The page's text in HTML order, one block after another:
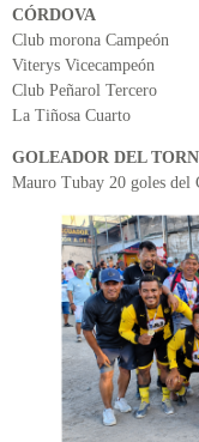
CÓRDOVA
Club morona Campeón
Viterys Vicecampeón
Club Peñarol Tercero
La Tiñosa Cuarto
GOLEADOR DEL
Mauro Tubay 20 goles del